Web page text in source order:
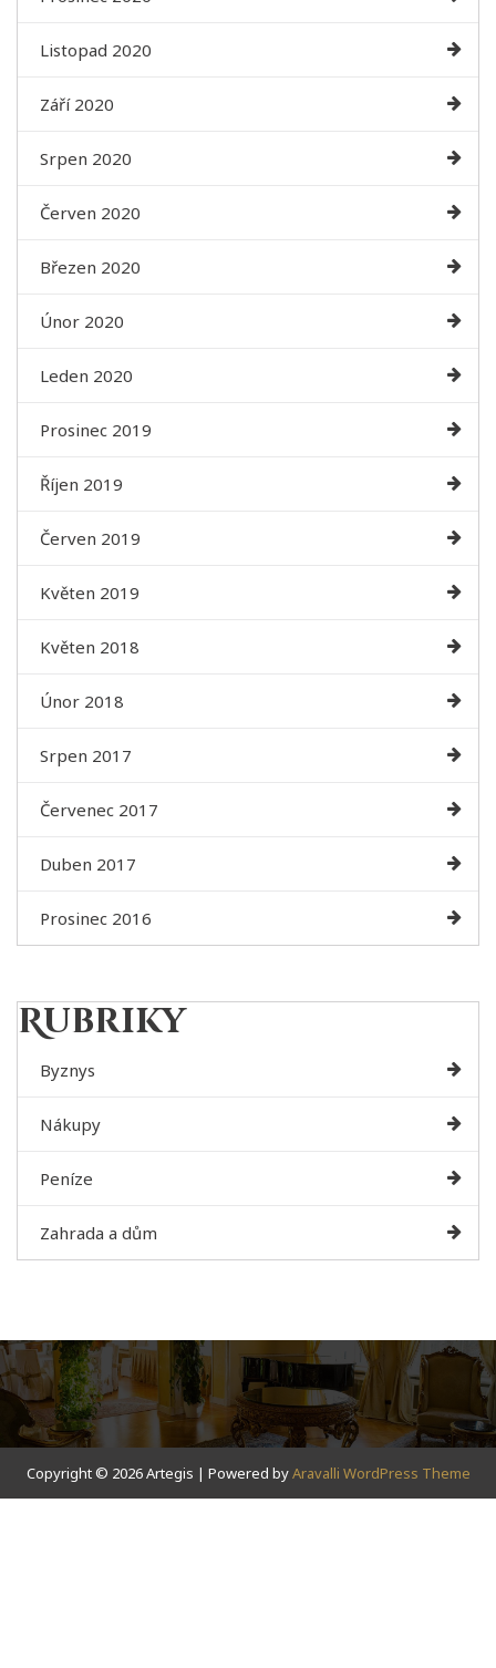
Listopad 2020
Září 2020
Srpen 2020
Červen 2020
Březen 2020
Únor 2020
Leden 2020
Prosinec 2019
Říjen 2019
Červen 2019
Květen 2019
Květen 2018
Únor 2018
Srpen 2017
Červenec 2017
Duben 2017
Prosinec 2016
Rubriky
Byznys
Nákupy
Peníze
Zahrada a dům
Copyright © 2026 Artegis | Powered byAravalli WordPress Theme